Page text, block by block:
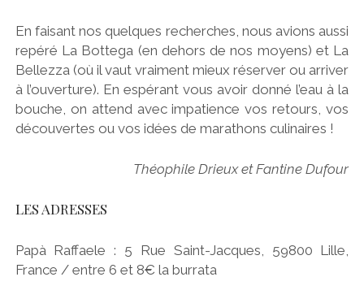
En faisant nos quelques recherches, nous avions aussi
repéré La Bottega (en dehors de nos moyens) et La
Bellezza (où il vaut vraiment mieux réserver ou arriver
à l’ouverture). En espérant vous avoir donné l’eau à la
bouche, on attend avec impatience vos retours, vos
découvertes ou vos idées de marathons culinaires !
Théophile Drieux et Fantine Dufour
LES ADRESSES
Papà Raffaele : 5 Rue Saint-Jacques, 59800 Lille,
France / entre 6 et 8€ la burrata